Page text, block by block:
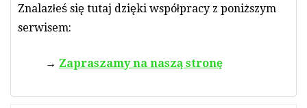
Znalazłeś się tutaj dzięki współpracy z poniższym
serwisem:
Zapraszamy na naszą stronę